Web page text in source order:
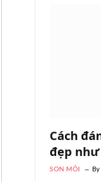
Cách
đẹp
SON MÔI By